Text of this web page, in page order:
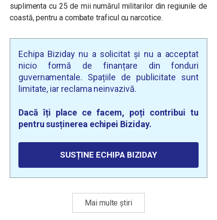
suplimenta cu 25 de mii numărul militarilor din regiunile de
coastă, pentru a combate traficul cu narcotice.
Echipa Biziday nu a solicitat și nu a acceptat
nicio formă de finanțare din fonduri
guvernamentale. Spațiile de publicitate sunt
limitate, iar reclama neinvazivă.
Dacă îți place ce facem, poți contribui tu
pentru susținerea echipei Biziday.
SUSȚINE ECHIPA BIZIDAY
Mai multe știri